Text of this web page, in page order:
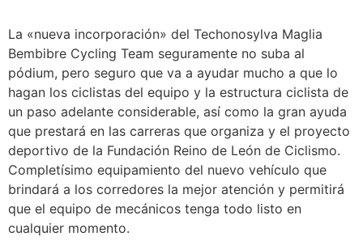
La «nueva incorporación» del Techonosylva Maglia
Bembibre Cycling Team seguramente no suba al
pódium, pero seguro que va a ayudar mucho a que lo
hagan los ciclistas del equipo y la estructura ciclista de
un paso adelante considerable, así como la gran ayuda
que prestará en las carreras que organiza y el proyecto
deportivo de la Fundación Reino de León de Ciclismo.
Completísimo equipamiento del nuevo vehículo que
brindará a los corredores la mejor atención y permitirá
que el equipo de mecánicos tenga todo listo en
cualquier momento.